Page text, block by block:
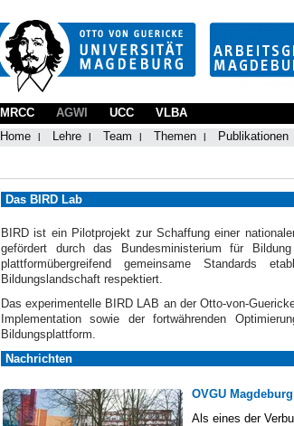
MRCC
AGWI
Home
Lehre Team Themen Publikationen
UCC VLBA
Das BIRD Lab
BIRD ist ein Pilotprojekt zur Schaffung einer
gefördert durch das Bundesministerium für
plattformübergreifend gemeinsame Standards
Bildungslandschaft respektiert.
Das experimentelle BIRD LAB an der Otto-von-
Implementation sowie der fortwährenden
Bildungsplattform.
Nachrichten
OVGU
Als eines der